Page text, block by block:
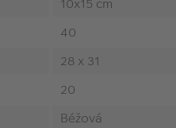
40
28 x 31
20
Béžová